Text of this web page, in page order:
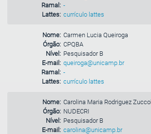
Ramal: -
Lattes: currículo lattes
Nome: Carmen Lucia Queiroga
Órgão: CPQBA
Nível: Pesquisador B
E-mail: queiroga@unicamp.br
Ramal: -
Lattes: currículo lattes
Nome: Carolina Maria Rodriguez
Órgão: NUDECRI
Nível: Pesquisador B
E-mail: carolina@unicamp.br